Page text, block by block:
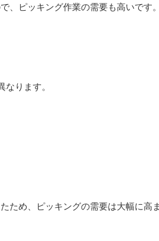
ピッキング作業の需要も高いです。
ります。
め、ピッキングの需要は大幅に高